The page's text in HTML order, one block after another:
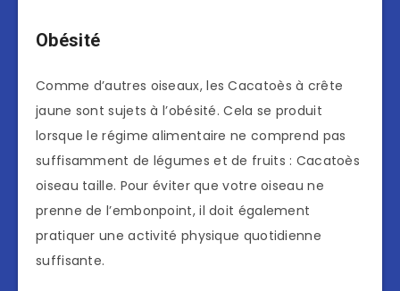
Obésité
Comme d’autres oiseaux, les Cacatoès à crête
jaune sont sujets à l’obésité. Cela se produit
lorsque le régime alimentaire ne comprend pas
suffisamment de légumes et de fruits : Cacatoès
oiseau taille. Pour éviter que votre oiseau ne
prenne de l’embonpoint, il doit également
pratiquer une activité physique quotidienne
suffisante.